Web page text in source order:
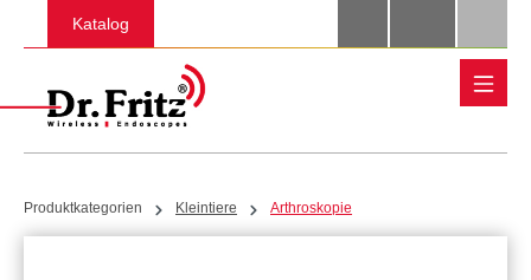
Zum Hauptinhalt springen
Katalog
Produktkategorien Kleintiere Arthroskopie